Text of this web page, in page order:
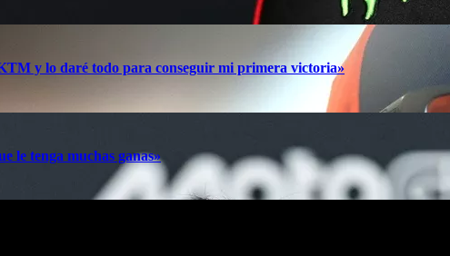
y lo daré todo para conseguir mi primera victoria»
le tenga muchas ganas»